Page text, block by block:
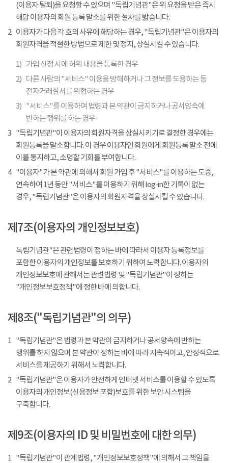
(이용자 탈퇴)을 요청할 수 있으며 "독립기념관"은 위 요청을 받은 즉시
해당 이용자의 회원 등록 말소를 위한 절차를 밟습니다.
2 이용자가 다음 각 호의 사유에 해당하는 경우, "독립기념관"은 이용자의
회원자격을 적절한 방법으로 제한 및 정지, 상실시킬 수 있습니다.
1) 가입 신청 시에 허위 내용을 등록한 경우
2) 다른 사람의 "서비스" 이용을 방해하거나 그 정보를 도용하는 등
전자거래질서를 위협하는 경우
3) "서비스"를 이용하여 법령과 본 약관이 금지하거나 공서양속에
반하는 행위를 하는 경우
3 "독립기념관"이 이용자의 회원자격을 상실시키기로 결정한 경우에는
회원등록을 말소합니다. 이 경우 이용자인 회원에게 회원등록 말소 전에
이를 통지하고, 소명할 기회를 부여합니다.
4
"이용자"가 본 약관에 의해서 회원 가입 후 "서비스"를 이용하는 도중,
연속하여 1년 동안 "서비스"를 이용하기 위해 log-in한 기록이 없는
경우, "독립기념관"은 이용자의 회원자격을 상실시킬 수 있습니다.
제7조(이용자의 개인정보보호)
독립기념관"은 관련법령이 정하는 바에 따라서 이용자 등록정보를
포함한 이용자의 개인정보를 보호하기 위하여 노력합니다. 이용자의
개인정보보호에 관해서는 관련법령 및 "독립기념관"이 정하는
"개인정보보호정책"에 정한 바에 의합니다.
제8조("독립기념관"의 의무)
1 "독립기념관"은 법령과 본 약관이 금지하거나 공서양속에 반하는
행위를 하지 않으며 본 약관이 정하는 바에 따라 지속적이고, 안정적으로
서비스를 제공하기 위해서 노력합니다.
2 "독립기념관"은 이용자가 안전하게 인터넷 서비스를 이용할 수 있도록
이용자의 개인정보(신용정보 포함)보호를 위한 보안 시스템을
구축합니다.
제9조(이용자의 ID 및 비밀번호에 대한 의무)
1 "독립기념관"이 관계법령, "개인정보보호정책"에 의해서 그 책임을